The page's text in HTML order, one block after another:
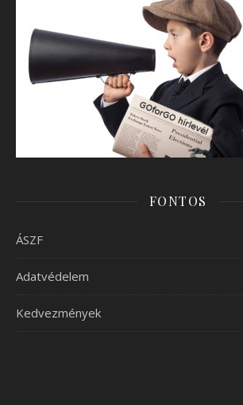
FONTOS
ÁSZF
Adatvédelem
Kedvezmények